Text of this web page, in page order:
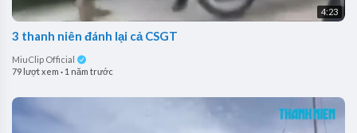
4:23
3 thanh niên đánh lại cả CSGT
MiuClip Official
79 lượt xem · 1 năm trước